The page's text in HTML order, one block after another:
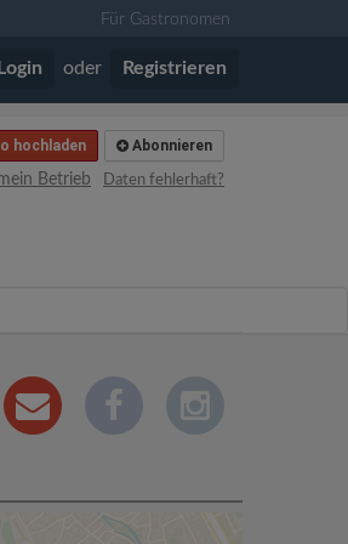
Für Gastronomen
Login oder Registrieren
Abonnieren
hochladen
Daten fehlerhaft?
Betrieb